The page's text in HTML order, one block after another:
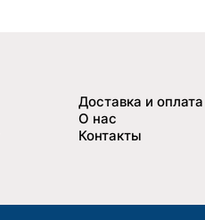
Доставка и оплата
О нас
Контакты